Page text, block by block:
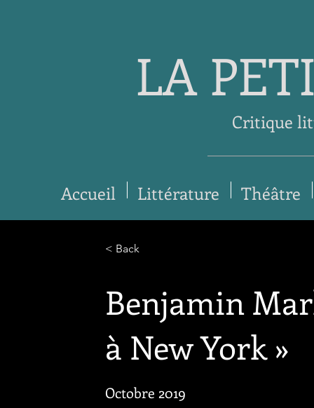
LA
Critique
Accueil Littérature Théâtre
< Back
Benjamin
à New York »
Octobre 2019